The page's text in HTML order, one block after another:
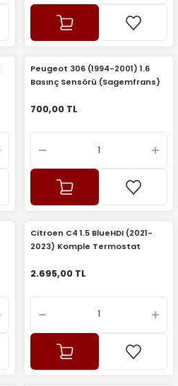
Peugeot 306 (1994-2001) 1.6
Basınç Sensörü (Sagemfrans)
700,00 TL
Citroen C4 1.5 BlueHDI (2021-
2023) Komple Termostat
2.695,00 TL